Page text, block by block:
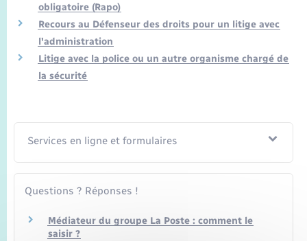
obligatoire (Rapo)
Recours au Défenseur des droits pour un litige avec
l'administration
Litige avec la police ou un autre organisme chargé de
la sécurité
Services en ligne et formulaires
Questions ? Réponses !
Médiateur du groupe La Poste : comment le
saisir ?